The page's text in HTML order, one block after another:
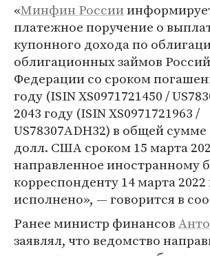
«Минфин России
платежное поручение о
купонного дохода по
облигационных займов
Федерации со сроком
году (ISIN XS0971721450 /
2043 году (ISIN XS0971721963 /
US78307ADH32) в общей
долл. США сроком 15 марта
направленное иностранному
корреспонденту 14 марта 2022
исполнено», — говорится в
Ранее министр финансов
заявлял, что ведомство